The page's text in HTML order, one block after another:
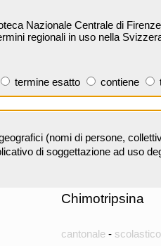
Nazionale Centrale di
regionali in uso nella
termine esatto contiene
(nomi di persone,
di soggettazione ad uso
Chimotripsina
cantonale - scolastico